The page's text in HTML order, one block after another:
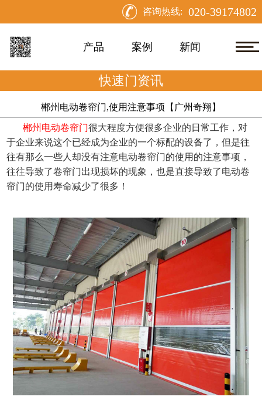
咨询热线: 020-39174802
产品 案例 新闻
快速门资讯
郴州电动卷帘门,使用注意事项【广州奇翔】
郴州电动卷帘门很大程度方便很多企业的日常工作，对
于企业来说这个已经成为企业的一个标配的设备了，但是往
往有那么一些人却没有注意电动卷帘门的使用的注意事项，
往往导致了卷帘门出现损坏的现象，也是直接导致了电动卷
帘门的使用寿命减少了很多！